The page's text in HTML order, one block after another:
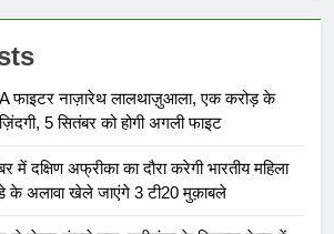
फाइटर नाज़ारेथ लालथाज़ुआला, एक करोड़ के
5 सितंबर को होगी अगली फाइट
दक्षिण अफ्रीका का दौरा करेगी भारतीय महिला
के अलावा खेले जाएंगे 3 टी20 मुक़ाबले